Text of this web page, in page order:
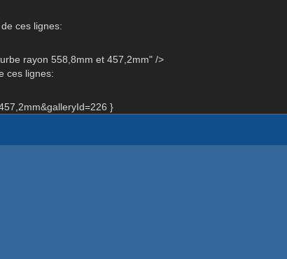
ces lignes:
rayon 558,8mm et 457,2mm" />
ces lignes:
}